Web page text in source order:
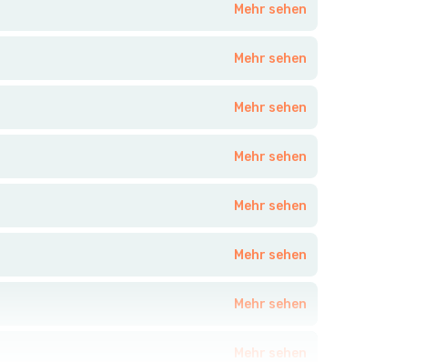
Mehr sehen
Mehr sehen
Mehr sehen
Mehr sehen
Mehr sehen
Mehr sehen
Mehr sehen
Mehr sehen